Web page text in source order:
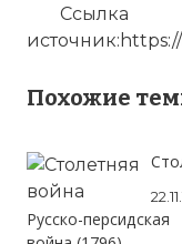
источник:https://
Похожие
Русско-персидская
Битва при
период между